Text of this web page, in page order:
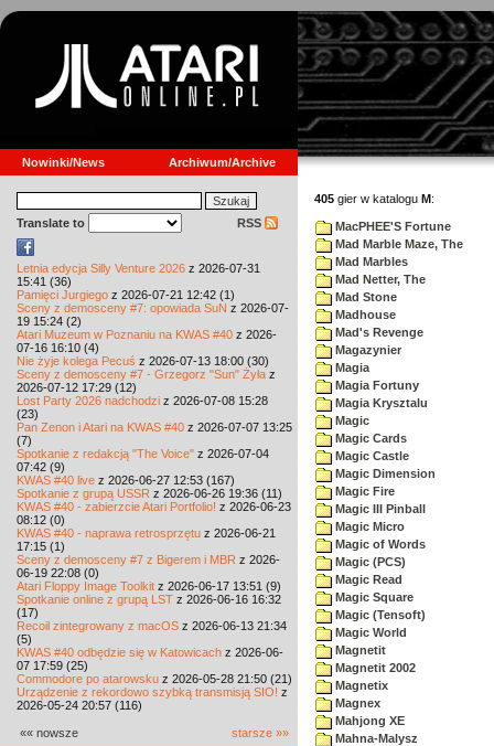
Nowinki/News Archiwum/Archive
Translate to RSS
Letnia edycja Silly Venture 2026 z 2026-07-31
15:41 (36)
Pamięci Jurgiego z 2026-07-21 12:42 (1)
Sceny z demosceny #7: opowiada SuN z 2026-07-
19 15:24 (2)
Atari Muzeum w Poznaniu na KWAS #40 z 2026-
07-16 16:10 (4)
Nie żyje kolega Pecuś z 2026-07-13 18:00 (30)
Sceny z demosceny #7 - Grzegorz "Sun" Żyła z
2026-07-12 17:29 (12)
Lost Party 2026 nadchodzi z 2026-07-08 15:28
(23)
Pan Zenon i Atari na KWAS #40 z 2026-07-07 13:25
(7)
Spotkanie z redakcją "The Voice" z 2026-07-04
07:42 (9)
KWAS #40 live z 2026-06-27 12:53 (167)
Spotkanie z grupą USSR z 2026-06-26 19:36 (11)
KWAS #40 - zabierzcie Atari Portfolio! z 2026-06-23
08:12 (0)
KWAS #40 - naprawa retrosprzętu z 2026-06-21
17:15 (1)
Sceny z demosceny #7 z Bigerem i MBR z 2026-
06-19 22:08 (0)
Atari Floppy Image Toolkit z 2026-06-17 13:51 (9)
Spotkanie online z grupą LST z 2026-06-16 16:32
(17)
Recoil zintegrowany z macOS z 2026-06-13 21:34
(5)
KWAS #40 odbędzie się w Katowicach z 2026-06-
07 17:59 (25)
Commodore po atarowsku z 2026-05-28 21:50 (21)
Urządzenie z rekordowo szybką transmisją SIO! z
2026-05-24 20:57 (116)
«« nowsze starsze »»
405 gier w katalogu M:
MacPHEE'S Fortune
Mad Marble Maze, The
Mad Marbles
Mad Netter, The
Mad Stone
Madhouse
Mad's Revenge
Magazynier
Magia
Magia Fortuny
Magia Krysztalu
Magic
Magic Cards
Magic Castle
Magic Dimension
Magic Fire
Magic III Pinball
Magic Micro
Magic of Words
Magic (PCS)
Magic Read
Magic Square
Magic (Tensoft)
Magic World
Magnetit
Magnetit 2002
Magnetix
Magnex
Mahjong XE
Mahna-Malysz